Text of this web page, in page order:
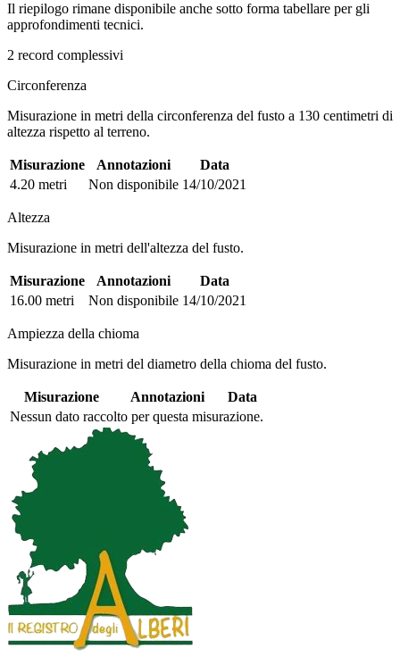
Il riepilogo rimane disponibile anche sotto forma tabellare per gli
approfondimenti tecnici.
2 record complessivi
Circonferenza
Misurazione in metri della circonferenza del fusto a 130 centimetri di
altezza rispetto al terreno.
Misurazione Annotazioni
Data
4.20 metri
Non disponibile 14/10/2021
Altezza
Misurazione in metri dell'altezza del fusto.
Misurazione Annotazioni
Data
16.00 metri
Non disponibile 14/10/2021
Ampiezza della chioma
Misurazione in metri del diametro della chioma del fusto.
Misurazione Annotazioni
Data
Nessun dato raccolto per questa misurazione.